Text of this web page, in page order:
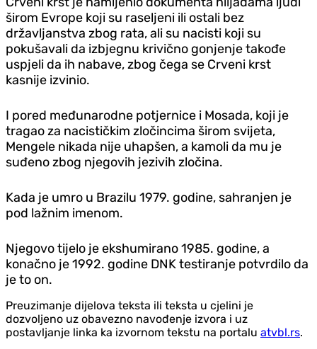
širom Evrope koji su raseljeni ili ostali bez
državljanstva zbog rata, ali su nacisti koji su
pokušavali da izbjegnu krivično gonjenje takođe
uspjeli da ih nabave, zbog čega se Crveni krst
kasnije izvinio.
I pored međunarodne potjernice i Mosada, koji je
tragao za nacističkim zločincima širom svijeta,
Mengele nikada nije uhapšen, a kamoli da mu je
suđeno zbog njegovih jezivih zločina.
Kada je umro u Brazilu 1979. godine, sahranjen je
pod lažnim imenom.
Njegovo tijelo je ekshumirano 1985. godine, a
konačno je 1992. godine DNK testiranje potvrdilo da
je to on.
Preuzimanje dijelova teksta ili teksta u cjelini je
dozvoljeno uz obavezno navođenje izvora i uz
postavljanje linka ka izvornom tekstu na portalu atvbl.rs.